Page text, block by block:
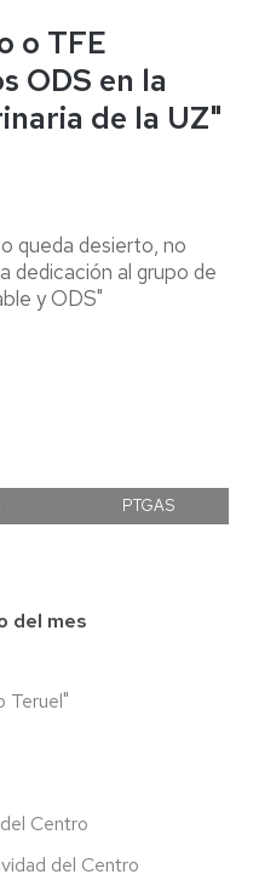
o TFE
ODS en la
de la UZ"
queda desierto, no
dedicación al grupo de
y ODS"
PTGAS
del mes
Teruel"
Centro
del Centro